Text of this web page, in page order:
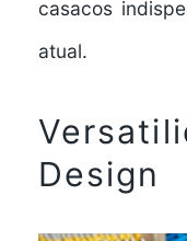
casacos
atual.
Design